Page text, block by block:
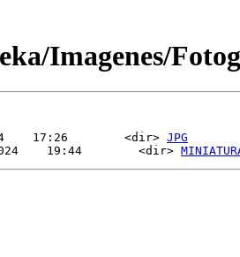
Imagenes/
17:26        <dir> JPG
19:44        <dir>